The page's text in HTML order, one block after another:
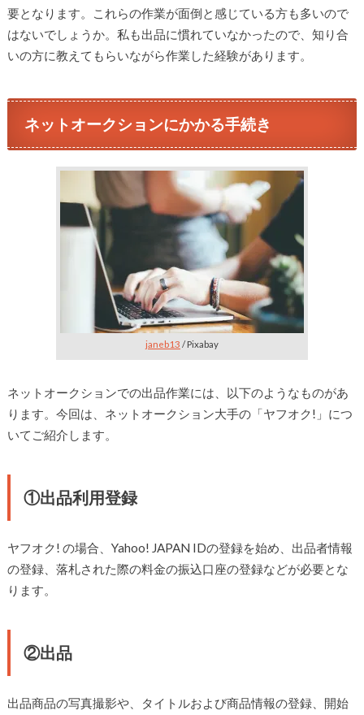
要となります。これらの作業が面倒と感じている方も多いので
はないでしょうか。私も出品に慣れていなかったので、知り合
いの方に教えてもらいながら作業した経験があります。
ネットオークションにかかる手続き
janeb13 / Pixabay
ネットオークションでの出品作業には、以下のようなものがあ
ります。今回は、ネットオークション大手の「ヤフオク!」につ
いてご紹介します。
①出品利用登録
ヤフオク! の場合、Yahoo! JAPAN IDの登録を始め、出品者情報
の登録、落札された際の料金の振込口座の登録などが必要とな
ります。
②出品
出品商品の写真撮影や、タイトルおよび商品情報の登録、開始